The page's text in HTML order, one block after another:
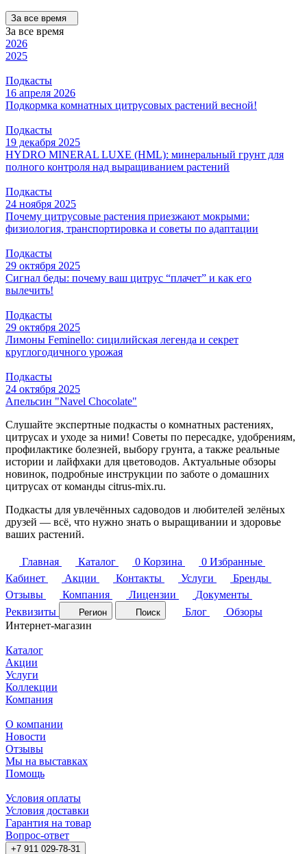
За все время
За все время
2026
2025
Подкасты
16 апреля 2026
Подкормка комнатных цитрусовых растений весной!
Подкасты
19 декабря 2025
HYDRO MINERAL LUXE (HML): минеральный грунт для
полного контроля над выращиванием растений
Подкасты
24 ноября 2025
Почему цитрусовые растения приезжают мокрыми:
физиология, транспортировка и советы по адаптации
Подкасты
29 октября 2025
Сигнал беды: почему ваш цитрус “плачет” и как его
вылечить!
Подкасты
29 октября 2025
Лимоны Feminello: сицилийская легенда и секрет
круглогодичного урожая
Подкасты
24 октября 2025
Апельсин "Navel Chocolate"
Слушайте экспертные подкасты о комнатных растениях,
цитрусах и уходе за ними! Советы по пересадке, удобрениям,
профилактике болезней, выбору грунта, а также реальные
истории и лайфхаки для цветоводов. Актуальные обзоры
новинок, подробные инструкции по заботе о домашних
цитрусах от команды citrus-mix.ru.
Подкасты для увлечённых садоводов и любителей зелёных
друзей — всё, что нужно знать о выращивании и здоровье
ваших растений.
Главная Каталог 0 Корзина 0 Избранные
Кабинет
Акции Контакты Услуги
Бренды
Отзывы
Компания Лицензии
Документы
Реквизиты
Регион Поиск Блог
Обзоры
Интернет-магазин
Каталог
Акции
Услуги
Коллекции
Компания
О компании
Новости
Отзывы
Мы на выставках
Помощь
Условия оплаты
Условия доставки
Гарантия на товар
Вопрос-ответ
+7 911 029-78-31